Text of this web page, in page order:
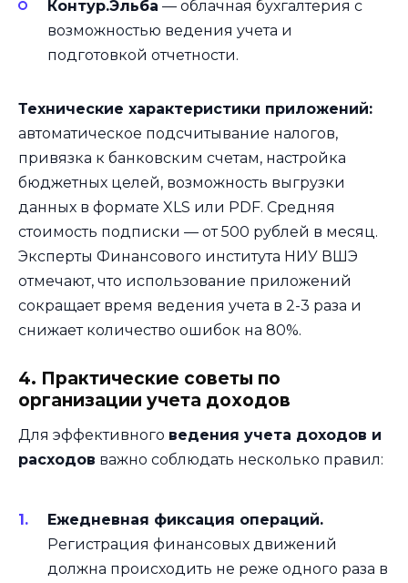
Контур.Эльба — облачная бухгалтерия с
возможностью ведения учета и
подготовкой отчетности.
Технические характеристики приложений:
автоматическое подсчитывание налогов,
привязка к банковским счетам, настройка
бюджетных целей, возможность выгрузки
данных в формате XLS или PDF. Средняя
стоимость подписки — от 500 рублей в месяц.
Эксперты Финансового института НИУ ВШЭ
отмечают, что использование приложений
сокращает время ведения учета в 2-3 раза и
снижает количество ошибок на 80%.
4. Практические советы по
организации учета доходов
Для эффективного ведения учета доходов и
расходов важно соблюдать несколько правил:
Ежедневная фиксация операций.
Регистрация финансовых движений
должна происходить не реже одного раза в